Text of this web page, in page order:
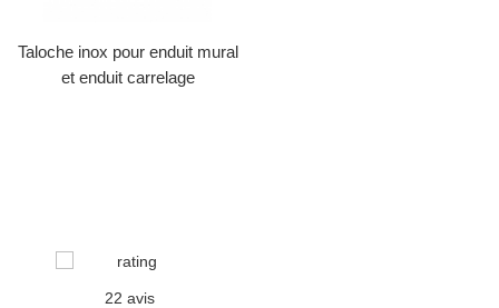
Taloche inox pour enduit mural
et enduit carrelage
22 avis